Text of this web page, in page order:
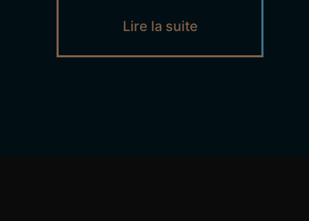
Lire la suite